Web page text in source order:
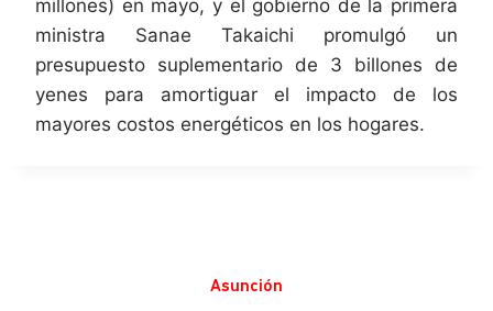
millones) en mayo, y el gobierno de la primera
ministra Sanae Takaichi promulgó un
presupuesto suplementario de 3 billones de
yenes para amortiguar el impacto de los
mayores costos energéticos en los hogares.
Asunción